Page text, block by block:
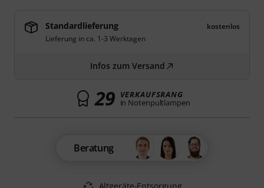
Standardlieferung
kostenlos
Lieferung in ca. 1-3 Werktagen
Infos zum Versand
29 VERKAUFSRANG
in Notenpultlampen
Beratung